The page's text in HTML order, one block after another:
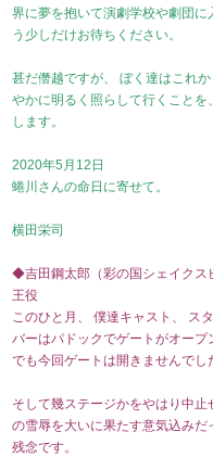
界に夢を抱いて演劇学校や劇団
う少しだけお待ちください。
甚だ僭越ですが、 ぼく達はこれ
やかに明るく照らして行くこと
します。
2020年5月12日
蜷川さんの命日に寄せて。
横田栄司
◆吉田鋼太郎（彩の国シェイクス
王役
このひと月、 僕達キャスト、 ス
バーはパドックでゲートがオープ
でも今回ゲートは開きませんでし
そして幾ステージかをやはり中止
の雪辱を大いに果たす意気込みだ
残念です。